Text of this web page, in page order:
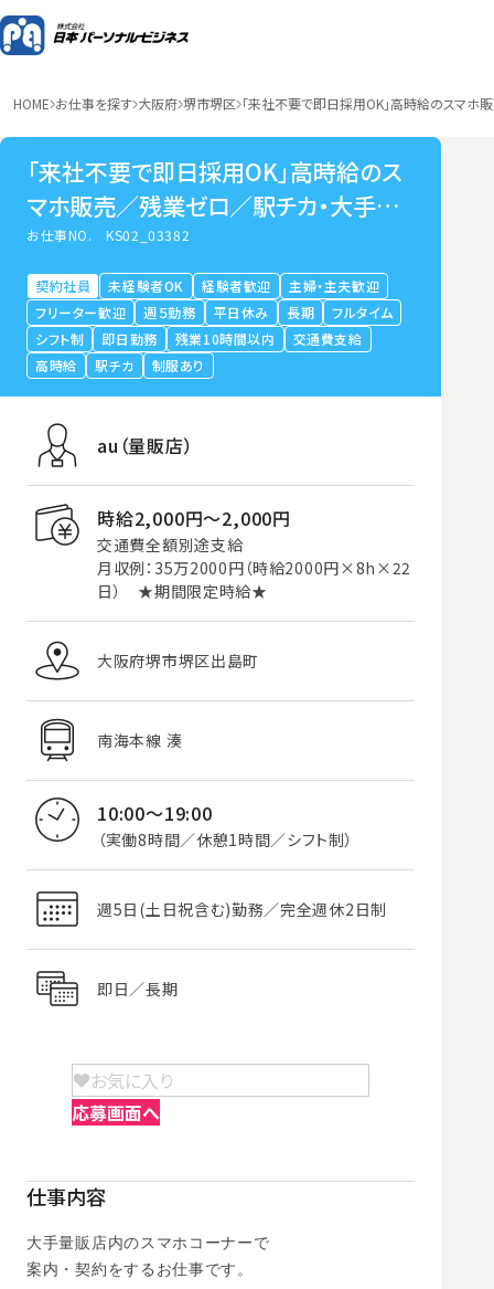
HOME お仕事を探す 大阪府 堺市堺区 「来社不要で即日採用OK」高時給のスマ
「来社不要で即日採用OK」高時給のス
マホ販売／残業ゼロ／駅チカ・大手量
販店／湊
お仕事NO.KS02_03382
契約社員 未経験者OK 経験者歓迎
主婦・主夫歓迎
フリーター歓迎
週５勤務 平日休み 長期
フルタイム
シフト制
即日勤務 残業10時間以内
交通費支給
高時給
駅チカ 制服あり
au（量販店）
時給2,000円〜2,000円
交通費全額別途支給
月収例：35万2000円（時給2000円×8h×22
日） ★期間限定時給★
大阪府堺市堺区出島町
南海本線 湊
10:00～19:00
（実働8時間／休憩1時間／シフト制）
週5日(土日祝含む)勤務／完全週休2日制
即日／長期
お気に入り
応募画面へ
仕事内容
大手量販店内のスマホコーナーで
案内・契約をするお仕事です。